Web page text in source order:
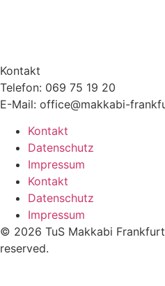
Kontakt
Telefon: 069 75 19 20
E-Mail: office@makkabi-
Kontakt
Datenschutz
Impressum
Kontakt
Datenschutz
Impressum
© 2026 TuS Makkabi
reserved.